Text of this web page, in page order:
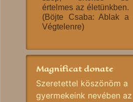
értelmes az életünkben.
(Böjte Csaba: Ablak a
Végtelenre)
Magnificat donate
Szeretettel köszönöm a
gyermekeink nevében az